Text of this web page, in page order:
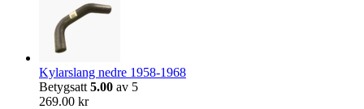
Kylarslang nedre 1958-1968
Betygsatt 5.00 av 5
269.00 kr